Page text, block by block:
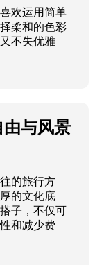
欢运用简单
柔和的色彩
不失优雅
与风景
的旅行方
的文化底
子，不仅可
和减少费